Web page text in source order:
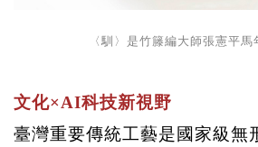
〈馴〉是竹籐編大師張憲平馬
文化×AI科技新視野
臺灣重要傳統工藝是國家級無